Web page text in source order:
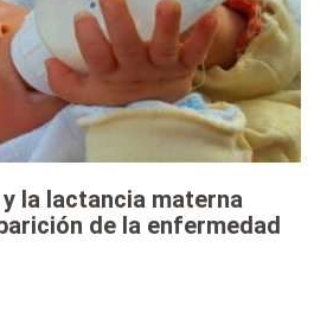
la lactancia materna
de la enfermedad